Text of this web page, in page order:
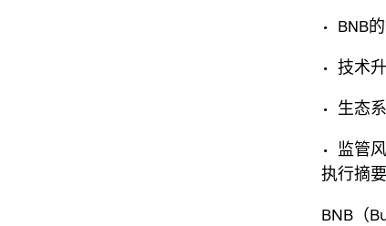
• BNB
• 技术
• 生态
• 监管
执行摘要
BNB（